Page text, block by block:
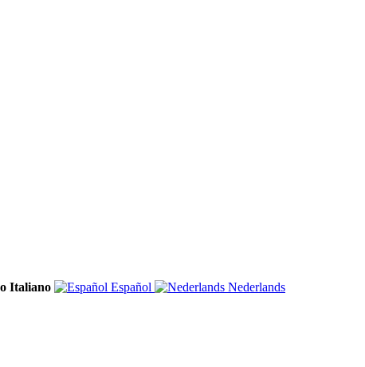
Italiano Español
Nederlands